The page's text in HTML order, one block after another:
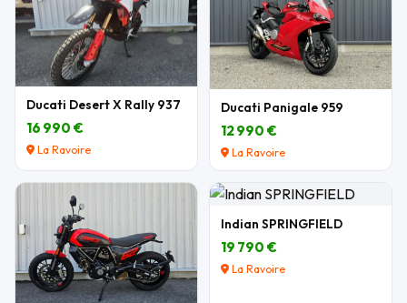
Ducati Desert X Rally 937
16 990 €
La Ravoire
Ducati Panigale 959
12 990 €
La Ravoire
Indian SPRINGFIELD
19 790 €
La Ravoire